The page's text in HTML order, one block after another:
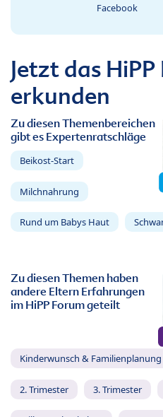
Facebook
Jetzt das
erkunden
Zu diesen Themenbereichen
gibt es Expertenratschläge
Beikost-Start
Milchnahrung
Rund um Babys Haut
Zu diesen Themen haben
andere Eltern Erfahrungen
im HiPP Forum geteilt
Kinderwunsch & Familienplanung
2. Trimester 3. Trimester